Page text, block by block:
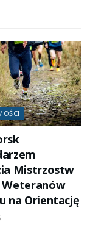
Mistrzostw
na Orientację